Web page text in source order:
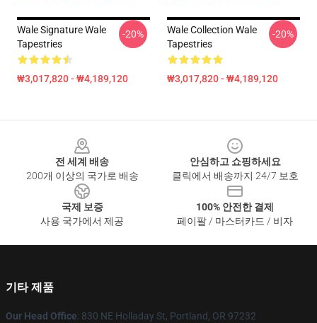
Wale Signature Wale
Tapestries
₩3,017,820 - ₩4,189,120
-20%
Wale Collection Wale
Tapestries
₩3,017,820 - ₩4,189,120
-20%
전 세계 배송
200개 이상의 국가로 배송
안심하고 쇼핑하세요
클릭에서 배송까지 24/7 보호
국제 보증
사용 국가에서 제공
100% 안전한 결제
페이팔 / 마스터카드 / 비자
기타 제품
Our Head Office: 830 NE Holladay St, Portland, OR 97232